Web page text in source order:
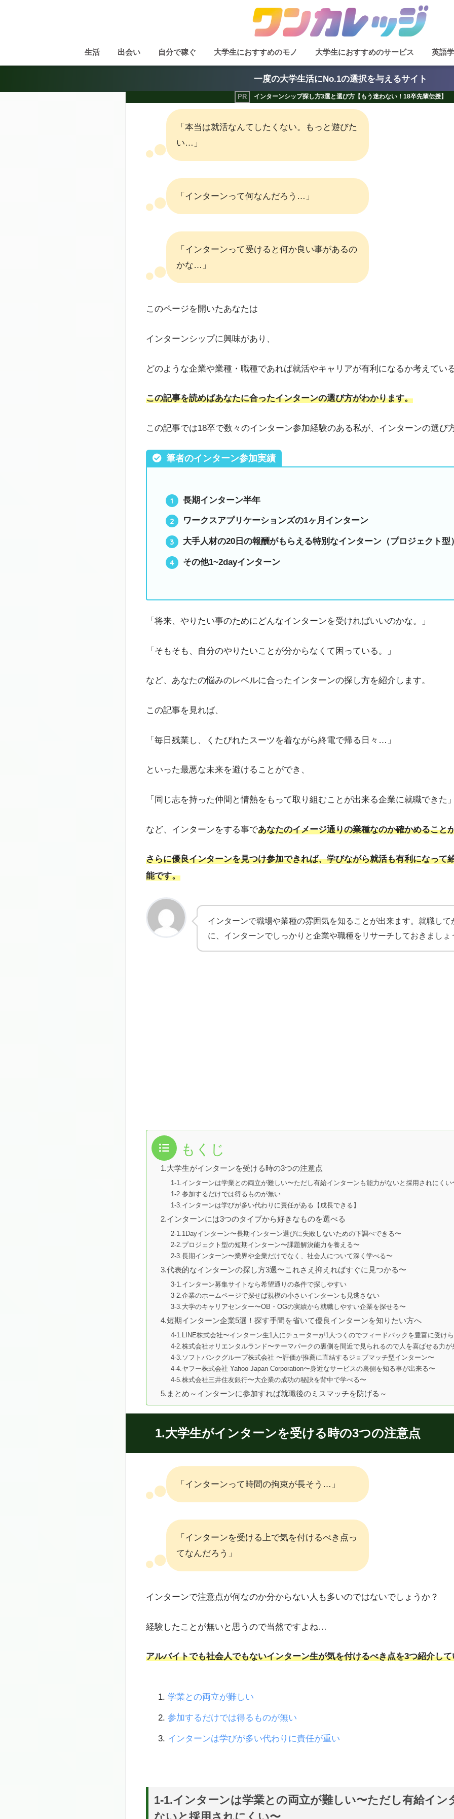
生活 出会い 自分で稼ぐ 大学生におすすめのモノ 大学生におすすめのサービス 英語
一度の大学生活にNo.1の選択を与えるサイト
インターンシップ探し方3選と選び方【もう迷わない！18卒先輩伝授】
「本当は就活なんてしたくない。もっと遊びた
い…」
「インターンって何なんだろう…」
「インターンって受けると何か良い事があるの
かな…」
このページを開いたあなたは
インターンシップに興味があり、
どのような企業や業種・職種であれば就活やキャリアが有利になるか考えてい
この記事を読めばあなたに合ったインターンの選び方がわかります。
この記事では18卒で数々のインターン参加経験のある私が、インターンの選び
筆者のインターン参加実績
長期インターン半年
ワークスアプリケーションズの1ヶ月インターン
大手人材の20日の報酬がもらえる特別なインターン（プロジェクト型
その他1~2dayインターン
「将来、やりたい事のためにどんなインターンを受ければいいのかな。」
「そもそも、自分のやりたいことが分からなくて困っている。」
など、あなたの悩みのレベルに合ったインターンの探し方を紹介します。
この記事を見れば、
「毎日残業し、くたびれたスーツを着ながら終電で帰る日々…」
といった最悪な未来を避けることができ、
「同じ志を持った仲間と情熱をもって取り組むことが出来る企業に就職できた
など、インターンをする事であなたのイメージ通りの業種なのか確かめること
さらに優良インターンを見つけ参加できれば、学びながら就活も有利になって
能です。
インターンで職場や業種の雰囲気を知ることが出来ます。就職し
に、インターンでしっかりと企業や職種をリサーチしておきましょ
もくじ
1.大学生がインターンを受ける時の3つの注意点
1-1.インターンは学業との両立が難しい〜ただし有給インターンも能力がないと採用されにくい
1-2.参加するだけでは得るものが無い
1-3.インターンは学びが多い代わりに責任がある【成長できる】
2.インターンには3つのタイプから好きなものを選べる
2-1.1Dayインターン〜長期インターン選びに失敗しないための下調べできる〜
2-2.プロジェクト型の短期インターン〜課題解決能力を養える〜
2-3.長期インターン〜業界や企業だけでなく、社会人について深く学べる〜
3.代表的なインターンの探し方3選〜これさえ抑えればすぐに見つかる〜
3-1.インターン募集サイトなら希望通りの条件で探しやすい
3-2.企業のホームページで探せば規模の小さいインターンも見逃さない
3-3.大学のキャリアセンター〜OB・OGの実績から就職しやすい企業を探せる〜
4.短期インターン企業5選！探す手間を省いて優良インターンを知りたい方へ
4-1.LINE株式会社〜インターン生1人にチューターが1人つくのでフィードバックを豊富に受け
4-2.株式会社オリエンタルランド〜テーマパークの裏側を間近で見られるので人を喜ばせる力が
4-3.ソフトバンクグループ株式会社 〜評価が推薦に直結するジョブマッチ型インターン〜
4-4.ヤフー株式会社 Yahoo Japan Corporation〜身近なサービスの裏側を知る事が出来る〜
4-5.株式会社三井住友銀行〜大企業の成功の秘訣を背中で学べる〜
5.まとめ～インターンに参加すれば就職後のミスマッチを防げる～
1.大学生がインターンを受ける時の3つの注意点
「インターンって時間の拘束が長そう…」
「インターンを受ける上で気を付けるべき点っ
てなんだろう」
インターンで注意点が何なのか分からない人も多いのではないでしょうか？
経験したことが無いと思うので当然ですよね…
アルバイトでも社会人でもないインターン生が気を付けるべき点を3つ紹介し
学業との両立が難しい
参加するだけでは得るものが無い
インターンは学びが多い代わりに責任が重い
1-1.インターンは学業との両立が難しい〜ただし有給イン